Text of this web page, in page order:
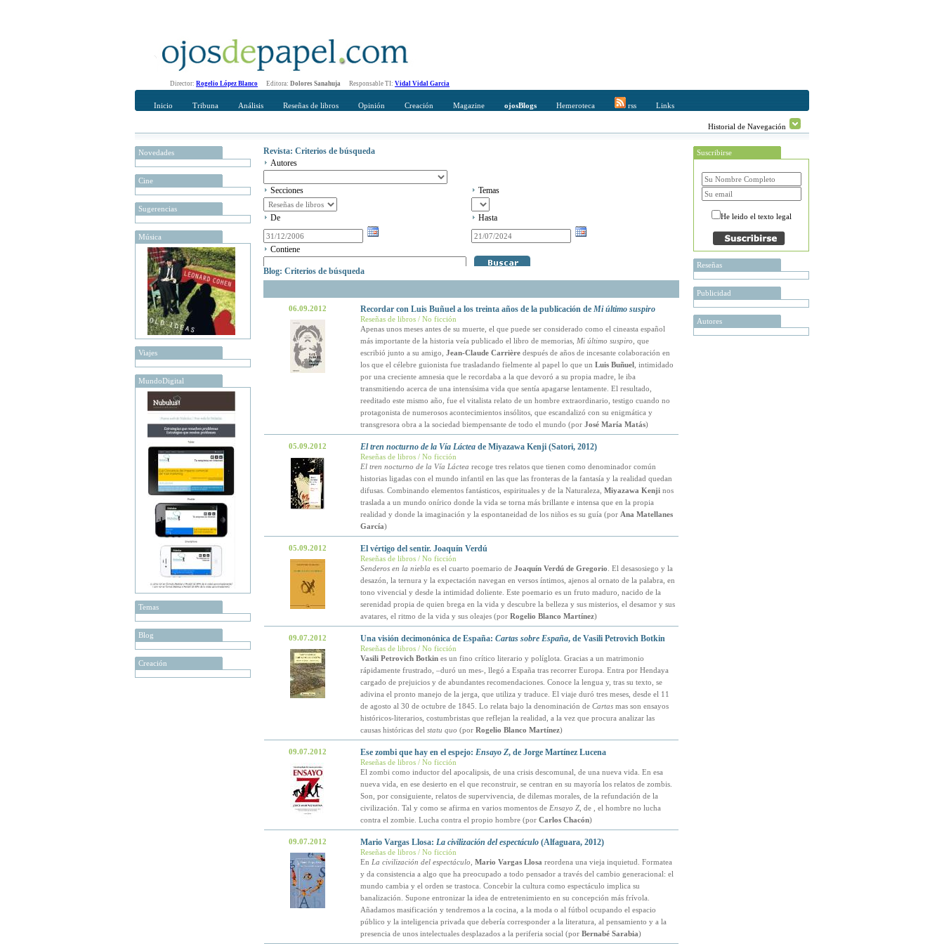
Director: Rogelio López Blanco Editora: Dolores Sanahuja Responsable TI: Vidal Vidal Garcia
Inicio Tribuna Análisis Reseñas de libros Opinión Creación Magazine ojosBlogs Hemeroteca rss Links
Historial de Navegación
Novedades
Cine
Sugerencias
Música
Viajes
MundoDigital
Temas
Blog
Creación
Revista: Criterios de búsqueda
Autores
Secciones Temas
De Hasta
Contiene
Blog: Criterios de búsqueda
06.09.2012 Recordar con Luis Buñuel a los treinta años de la publicación de Mi último suspiro
Reseñas de libros / No ficción
Apenas unos meses antes de su muerte, el que puede ser considerado como el cineasta español
más importante de la historia veía publicado el libro de memorias, Mi último suspiro , que
escribió junto a su amigo, Jean-Claude Carrièredespués de años de incesante colaboración en
los que el célebre guionista fue trasladando fielmente al papel lo que un Luis Buñuel, intimidado
por una creciente amnesia que le recordaba a la que devoró a su propia madre, le iba
transmitiendo acerca de una intensísima vida que sentía apagarse lentamente. El resultado,
reeditado este mismo año, fue el vitalista relato de un hombre extraordinario, testigo cuando no
protagonista de numerosos acontecimientos insólitos, que escandalizó con su enigmática y
transgresora obra a la sociedad biempensante de todo el mundo (por José María Matás)
05.09.2012 El tren nocturno de la Vía Lácteade Miyazawa Kenji (Satori, 2012)
Reseñas de libros / No ficción
El tren nocturno de la Vía Láctea recoge tres relatos que tienen como denominador común
historias ligadas con el mundo infantil en las que las fronteras de la fantasía y la realidad quedan
difusas. Combinando elementos fantásticos, espirituales y de la Naturaleza, Miyazawa Kenjinos
traslada a un mundo onírico donde la vida se torna más brillante e intensa que en la propia
realidad y donde la imaginación y la espontaneidad de los niños es su guía (por Ana Matellanes
García)
05.09.2012 El vértigo del sentir. Joaquín Verdú
Reseñas de libros / No ficción
Senderos en la niebla es el cuarto poemario de Joaquín Verdú de Gregorio . El desasosiego y la
desazón, la ternura y la expectación navegan en versos íntimos, ajenos al ornato de la palabra, en
tono vivencial y desde la intimidad doliente. Este poemario es un fruto maduro, nacido de la
serenidad propia de quien brega en la vida y descubre la belleza y sus misterios, el desamor y sus
avatares, el ritmo de la vida y sus oleajes (por Rogelio Blanco Martínez)
09.07.2012 Una visión decimonónica de España: Cartas sobre España, de Vasili Petrovich Botkin
Reseñas de libros / No ficción
Vasili Petrovich Botkines un fino crítico literario y políglota. Gracias a un matrimonio
rápidamente frustrado, –duró un mes-, llegó a España tras recorrer Europa. Entra por Hendaya
cargado de prejuicios y de abundantes recomendaciones. Conoce la lengua y, tras su texto, se
adivina el pronto manejo de la jerga, que utiliza y traduce. El viaje duró tres meses, desde el 11
de agosto al 30 de octubre de 1845. Lo relata bajo la denominación de Cartasmas son ensayos
históricos-literarios, costumbristas que reflejan la realidad, a la vez que procura analizar las
causas históricas del statu quo (por Rogelio Blanco Martínez)
09.07.2012 Ese zombi que hay en el espejo: Ensayo Z, de Jorge Martínez Lucena
Reseñas de libros / No ficción
El zombi como inductor del apocalipsis, de una crisis descomunal, de una nueva vida. En esa
nueva vida, en ese desierto en el que reconstruir, se centran en su mayoría los relatos de zombis.
Son, por consiguiente, relatos de supervivencia, de dilemas morales, de la refundación de la
civilización. Tal y como se afirma en varios momentos de Ensayo Z, de
, el hombre no lucha
contra el zombie. Lucha contra el propio hombre (por Carlos Chacón)
09.07.2012 Mario Vargas Llosa: La civilización del espectáculo(Alfaguara, 2012)
Reseñas de libros / No ficción
En La civilización del espectáculo Mario Vargas Llosa reordena una vieja inquietud. Formatea
y da consistencia a algo que ha preocupado a todo pensador a través del cambio generacional: el
mundo cambia y el orden se trastoca. Concebir la cultura como espectáculo implica su
banalización. Supone entronizar la idea de entretenimiento en su concepción más frívola.
Añadamos masificación y tendremos a la cocina, a la moda o al fútbol ocupando el espacio
público y la inteligencia privada que debería corresponder a la literatura, al pensamiento y a la
presencia de unos intelectuales desplazados a la periferia social (por Bernabé Sarabia)
Suscribirse
He leido el texto legal
Reseñas
Publicidad
Autores